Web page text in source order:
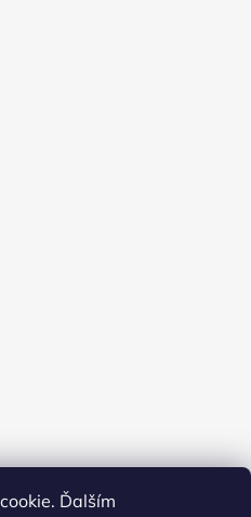
Ďalším